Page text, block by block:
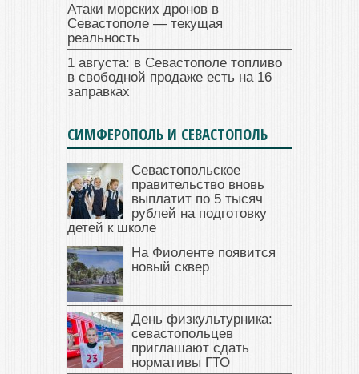
Атаки морских дронов в
Севастополе — текущая
реальность
1 августа: в Севастополе топливо
в свободной продаже есть на 16
заправках
СИМФЕРОПОЛЬ И СЕВАСТОПОЛЬ
Севастопольское
правительство вновь
выплатит по 5 тысяч
рублей на подготовку
детей к школе
На Фиоленте появится
новый сквер
День физкультурника:
севастопольцев
приглашают сдать
нормативы ГТО